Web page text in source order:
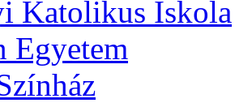
Katolikus Iskola
Egyetem